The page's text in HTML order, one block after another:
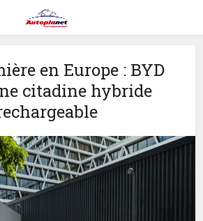
en Europe : BYD
citadine hybride